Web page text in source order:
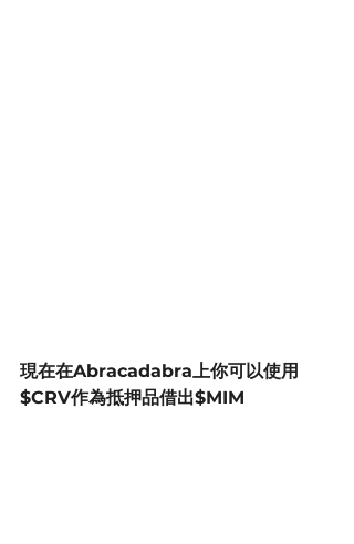
現在在Abracadabra上你可以使用
$CRV作為抵押品借出$MIM